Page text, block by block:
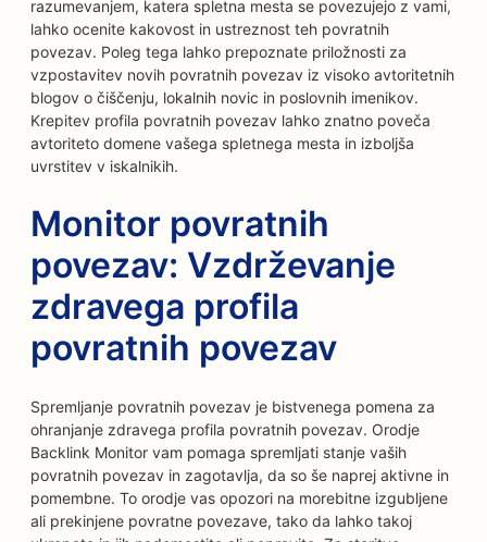
razumevanjem, katera spletna mesta se povezujejo z vami,
lahko ocenite kakovost in ustreznost teh povratnih
povezav. Poleg tega lahko prepoznate priložnosti za
vzpostavitev novih povratnih povezav iz visoko avtoritetnih
blogov o čiščenju, lokalnih novic in poslovnih imenikov.
Krepitev profila povratnih povezav lahko znatno poveča
avtoriteto domene vašega spletnega mesta in izboljša
uvrstitev v iskalnikih.
Monitor povratnih
povezav: Vzdrževanje
zdravega profila
povratnih povezav
Spremljanje povratnih povezav je bistvenega pomena za
ohranjanje zdravega profila povratnih povezav. Orodje
Backlink Monitor vam pomaga spremljati stanje vaših
povratnih povezav in zagotavlja, da so še naprej aktivne in
pomembne. To orodje vas opozori na morebitne izgubljene
ali prekinjene povratne povezave, tako da lahko takoj